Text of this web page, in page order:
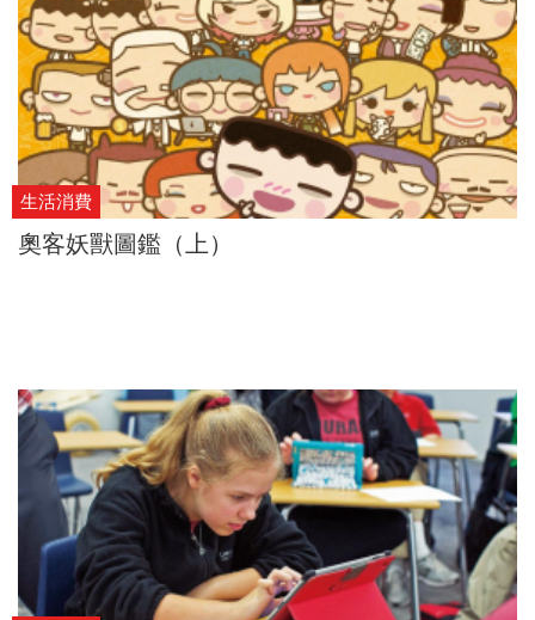
生活消費
奧客妖獸圖鑑（上）